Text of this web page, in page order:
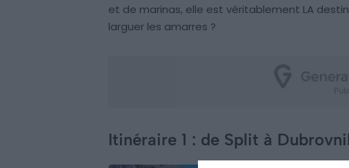
et de marinas, elle est véritablement LA
larguer les amarres ?
Itinéraire 1 : de Split à